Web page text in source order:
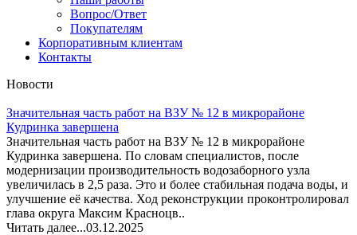
Вопрос/Ответ
Покупателям
Корпоративным клиентам
Контакты
Новости
Значительная часть работ на ВЗУ № 12 в микрорайоне
Кудринка завершена
Значительная часть работ на ВЗУ № 12 в микрорайоне
Кудринка завершена. По словам специалистов, после
модернизации производительность водозаборного узла
увеличилась в 2,5 раза. Это и более стабильная подача воды, и
улучшение её качества. Ход реконструкции проконтролировал
глава округа Максим Красноцв..
Читать далее...03.12.2025